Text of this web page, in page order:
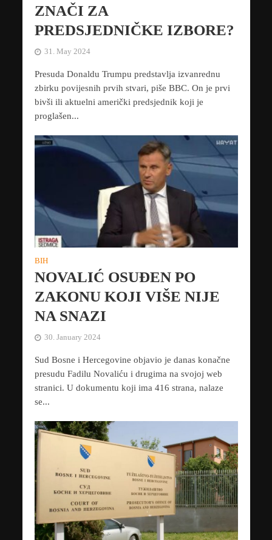
ZNAČI ZA
PREDSJEDNIČKE IZBORE?
31. May 2024
Presuda Donaldu Trumpu predstavlja izvanrednu
zbirku povijesnih prvih stvari, piše BBC. On je prvi
bivši ili aktuelni američki predsjednik koji je
proglašen...
BIH
NOVALIĆ OSUĐEN PO
ZAKONU KOJI VIŠE NIJE
NA SNAZI
30. January 2024
Sud Bosne i Hercegovine objavio je danas konačne
presudu Fadilu Novaliću i drugima na svojoj web
stranici. U dokumentu koji ima 416 strana, nalaze
se...